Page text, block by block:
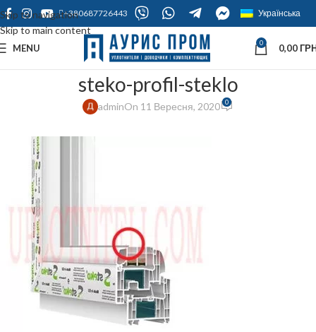
Skip to navigation
Skip to main content
+380687726443 Українська
MENU 0 0,00
steko-profil-steklo
adminOn 11 Вересня, 2020 0